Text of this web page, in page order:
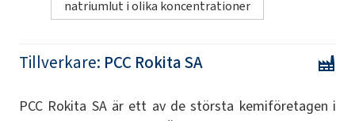
natriumlut i olika koncentrationer
Tillverkare: PCC Rokita SA
PCC Rokita SA är ett av de största kemiföretagen i